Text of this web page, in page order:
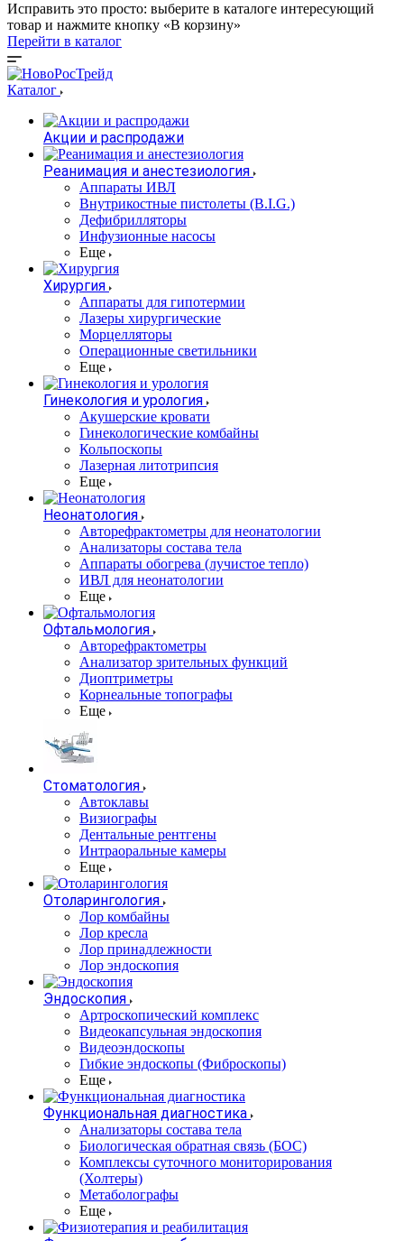
Исправить это просто: выберите в каталоге интересующий
товар и нажмите кнопку «В корзину»
Перейти в каталог
Каталог
Акции и распродажи
Реанимация и анестезиология
Аппараты ИВЛ
Внутрикостные пистолеты (B.I.G.)
Дефибрилляторы
Инфузионные насосы
Еще
Хирургия
Аппараты для гипотермии
Лазеры хирургические
Морцелляторы
Операционные светильники
Еще
Гинекология и урология
Акушерские кровати
Гинекологические комбайны
Кольпоскопы
Лазерная литотрипсия
Еще
Неонатология
Авторефрактометры для неонатологии
Анализаторы состава тела
Аппараты обогрева (лучистое тепло)
ИВЛ для неонатологии
Еще
Офтальмология
Авторефрактометры
Анализатор зрительных функций
Диоптриметры
Корнеальные топографы
Еще
Стоматология
Автоклавы
Визиографы
Дентальные рентгены
Интраоральные камеры
Еще
Отоларингология
Лор комбайны
Лор кресла
Лор принадлежности
Лор эндоскопия
Эндоскопия
Артроскопический комплекс
Видеокапсульная эндоскопия
Видеоэндоскопы
Гибкие эндоскопы (Фиброcкопы)
Еще
Функциональная диагностика
Анализаторы состава тела
Биологическая обратная связь (БОС)
Комплексы суточного мониторирования
(Холтеры)
Метаболографы
Еще